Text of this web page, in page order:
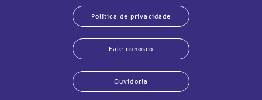
Política de privacidade
Fale conosco
Ouvidoria